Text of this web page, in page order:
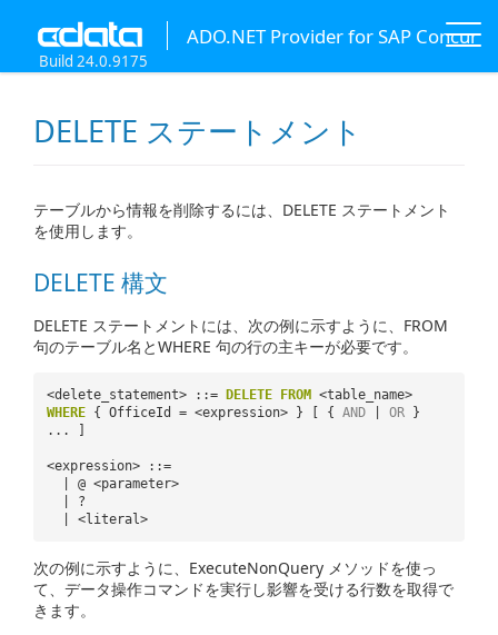
ADO.NET Provider for SAP Concur
Build 24.0.9175
DELETE ステートメント
テーブルから情報を削除するには、DELETE ステートメント
を使用します。
DELETE 構文
DELETE ステートメントには、次の例に示すように、FROM
句のテーブル名とWHERE 句の行の主キーが必要です。
<delete_statement> ::= DELETE FROM <table_name>
WHERE { OfficeId = <expression> } [ { AND OR
}
... ]
<expression> ::=
| @ <parameter>
| ?
| <literal>
次の例に示すように、ExecuteNonQuery メソッドを使っ
て、データ操作コマンドを実行し影響を受ける行数を取得で
きます。